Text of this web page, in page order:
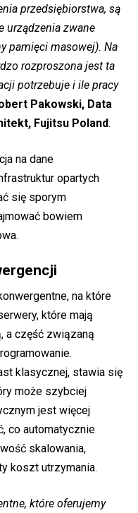
przedsiębiorstwa, są
urządzenia zwane
pamięci masowej). Na
rozproszona jest ta
potrzebuje i ile pracy
Pakowski, Data
Fujitsu Poland.
na dane
opartych
się sporym
bowiem
na które
które mają
a część związaną
klasycznej, stawia się
może szybciej
jest więcej
co automatycznie
skalowania,
koszt utrzymania.
które oferujemy